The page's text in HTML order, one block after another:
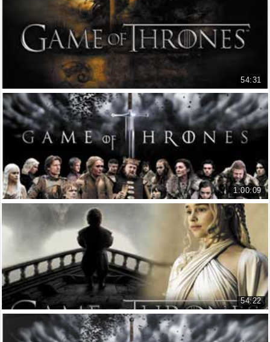
Game of Thrones - Season 2
21.618 lượt xem
54:31
Cuộc Chiến Ngai Vàng - Phần 3
Game of Thrones - Season 3
20.409 lượt xem
1:00:09
Cuộc Chiến Ngai Vàng - Phần 4
Game Of Thrones - Season 4
14.388 lượt xem
54:22
Cuộc Chiến Ngai Vàng - Phần 5
Game Of Thrones - Season 5